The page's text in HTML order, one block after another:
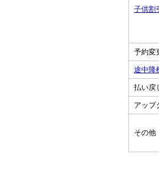
子供割引
予約変
途中降
払い戻
アップ
その他